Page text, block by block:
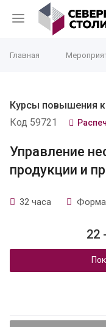
Главная
Курсы повышения
Код 59721
Управление
продукции и
32 часа Форма
22